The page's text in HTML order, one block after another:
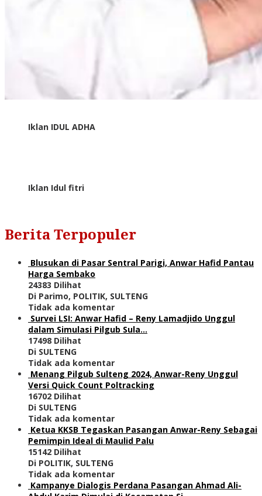
Iklan IDUL ADHA
Iklan Idul fitri
Berita Terpopuler
Blusukan di Pasar Sentral Parigi, Anwar Hafid Pantau
Harga Sembako
24383 Dilihat
Di Parimo, POLITIK, SULTENG
Tidak ada komentar
Survei LSI: Anwar Hafid – Reny Lamadjido Unggul
dalam Simulasi Pilgub Sula…
17498 Dilihat
Di SULTENG
Tidak ada komentar
Menang Pilgub Sulteng 2024, Anwar-Reny Unggul
Versi Quick Count Poltracking
16702 Dilihat
Di SULTENG
Tidak ada komentar
Ketua KKSB Tegaskan Pasangan Anwar-Reny Sebagai
Pemimpin Ideal di Maulid Palu
15142 Dilihat
Di POLITIK, SULTENG
Tidak ada komentar
Kampanye Dialogis Perdana Pasangan Ahmad Ali-